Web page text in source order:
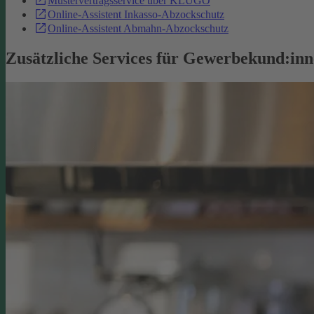
Online-Assistent Inkasso-Abzockschutz
Online-Assistent Abmahn-Abzockschutz
Zusätzliche Services für